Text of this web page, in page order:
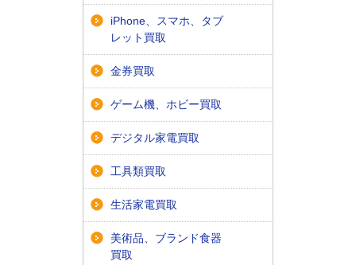
iPhone、スマホ、タブ
レット買取
金券買取
ゲーム機、ホビー買取
デジタル家電買取
工具類買取
生活家電買取
美術品、ブランド食器
買取